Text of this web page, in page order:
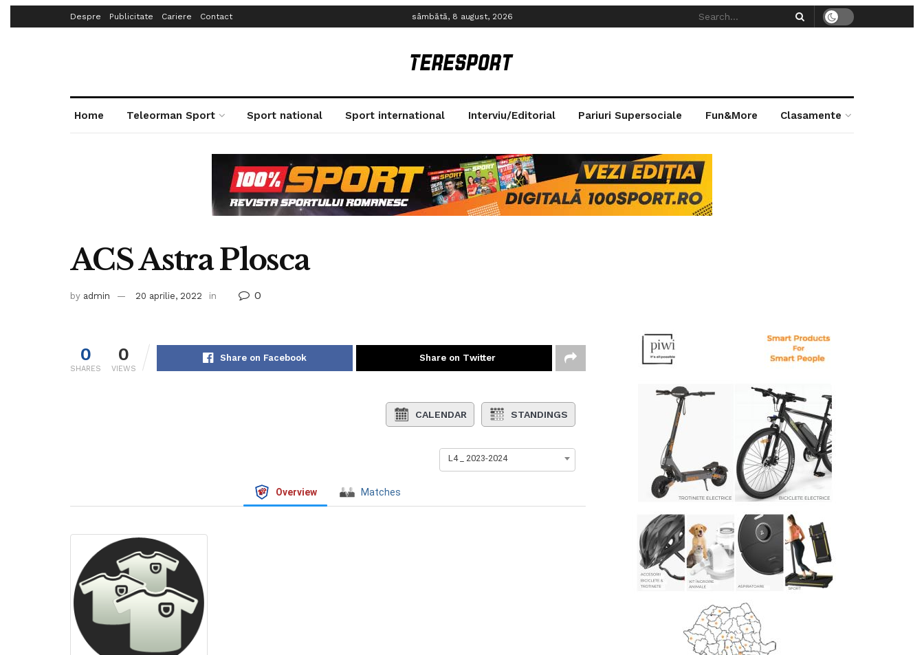
Despre Publicitate Cariere Contact sâmbătă, 8 august, 2026
Home Teleorman Sport Sport national Sport international Interviu/Editorial Pariuri Supersociale Fun&More Clasamente
ACS Astra Plosca
by admin 20 aprilie, 2022 in 0
0
SHARES
0
VIEWS
Share on Facebook Share on Twitter
CALENDAR STANDINGS
L4 _ 2023-2024
Overview Matches